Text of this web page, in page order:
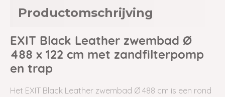
Productomschrijving
EXIT Black Leather zwembad Ø
488 x 122 cm met zandfilterpomp
en trap
Het EXIT Black Leather zwembad Ø 488 cm is een rond